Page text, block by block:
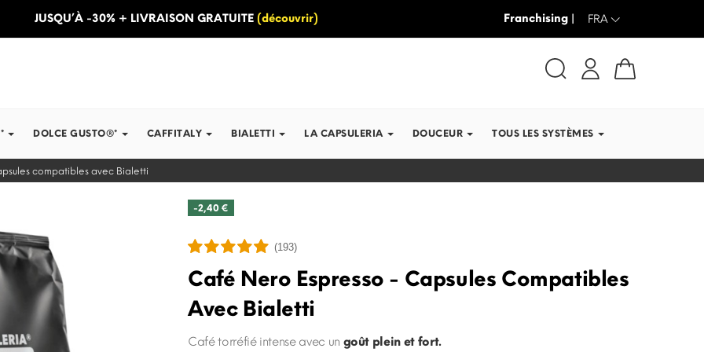
JUSQU’À -30% + LIVRAISON GRATUITE (découvrir) JUSQU’À -30% + LIVRAISON
Franchising | FRA
DOLCE GUSTO®* CAFFITALY BIALETTI LA CAPSULERIA DOUCEUR TOUS LES SYSTÈMES
compatibles avec Bialetti
-2,40 €
(193)
Café Nero Espresso - Capsules Compatibles
Avec Bialetti
Café torréfié intense avec un goût plein et fort.